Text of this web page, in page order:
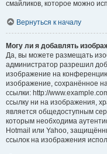
смайликов, которое можно
Вернуться к началу
Могу ли я добавлять
Да, вы можете размещать
администратор разрешил
изображение на
изображение, сохранённое
ссылки: http://
ссылку ни на изображения,
является общедоступным
которым необходима
Hotmail или Yahoo,
ссылок на изображения